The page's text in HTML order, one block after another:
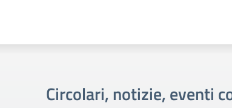
Circolari, notizie, eventi